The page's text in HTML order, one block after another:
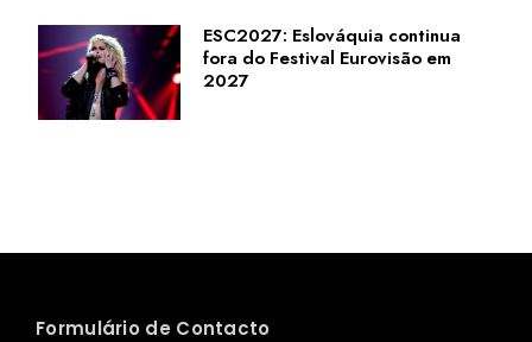
ESC2027: Eslováquia continua
fora do Festival Eurovisão em
2027
Formulário de Contacto